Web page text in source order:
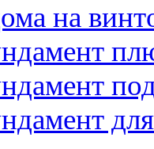
на